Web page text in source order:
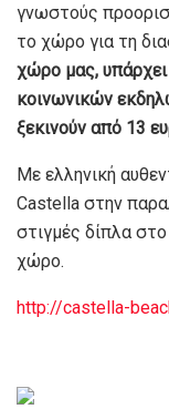
γνωστούς
το χώρο για τη
χώρο μας,
κοινωνικών
ξεκινούν από 13
Με ελληνική
Castella στην
στιγμές δίπλα
χώρο.
http://castella-